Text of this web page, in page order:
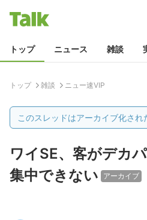
トップ ニュース 雑談
トップ 雑談 ニュー速VIP
このスレッドはアーカイブ化され
ワイSE、客がデカ
集中できない
アーカイブ